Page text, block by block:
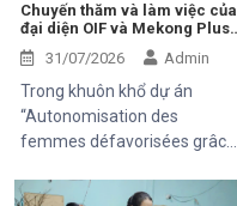
Chuyến thăm và làm việc của
đại diện OIF và Mekong Plus
tại cộng đồng dự án
31/07/2026 Admin
Trong khuôn khổ dự án
“Autonomisation des
femmes défavorisées grâce
économique et à l'accès aux